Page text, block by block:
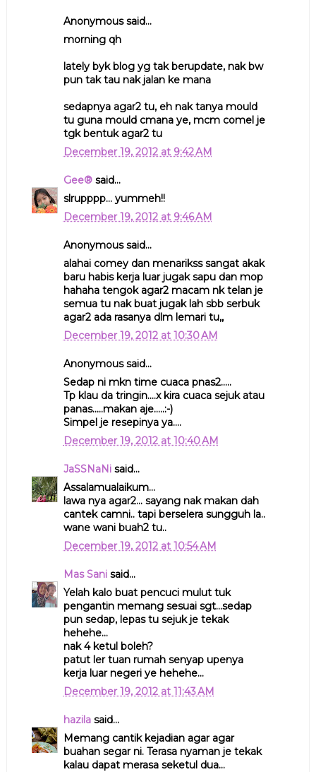
Anonymous said...
morning qh
lately byk blog yg tak berupdate, nak bw
pun tak tau nak jalan ke mana
sedapnya agar2 tu, eh nak tanya mould
tu guna mould cmana ye, mcm comel je
tgk bentuk agar2 tu
December 19, 2012 at 9:42 AM
Gee®said...
slrupppp... yummeh!!
December 19, 2012 at 9:46 AM
Anonymous said...
alahai comey dan menarikss sangat akak
baru habis kerja luar jugak sapu dan mop
hahaha tengok agar2 macam nk telan je
semua tu nak buat jugak lah sbb serbuk
agar2 ada rasanya dlm lemari tu,,
December 19, 2012 at 10:30 AM
Anonymous said...
Sedap ni mkn time cuaca pnas2.....
Tp klau da tringin....x kira cuaca sejuk atau
panas.....makan aje.....:-)
Simpel je resepinya ya....
December 19, 2012 at 10:40 AM
JaSSNaNisaid...
Assalamualaikum...
lawa nya agar2... sayang nak makan dah
cantek camni.. tapi berselera sungguh la..
wane wani buah2 tu..
December 19, 2012 at 10:54 AM
Mas Sanisaid...
Yelah kalo buat pencuci mulut tuk
pengantin memang sesuai sgt...sedap
pun sedap, lepas tu sejuk je tekak
hehehe...
nak 4 ketul boleh?
patut ler tuan rumah senyap upenya
kerja luar negeri ye hehehe...
December 19, 2012 at 11:43 AM
hazilasaid...
Memang cantik kejadian agar agar
buahan segar ni. Terasa nyaman je tekak
kalau dapat merasa seketul dua...